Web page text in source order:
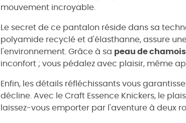
mouvement incroyable.
Le secret de ce pantalon réside dans sa
polyamide recyclé et d'élasthanne, assure
l'environnement. Grâce à sa peau de
inconfort ; vous pédalez avec plaisir, même
Enfin, les détails réfléchissants vous
décline. Avec le Craft Essence Knickers, le
laissez-vous emporter par l'aventure à deux